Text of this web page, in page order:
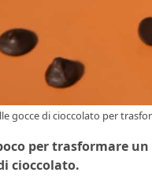
gocce di cioccolato per
per trasformare
cioccolato.